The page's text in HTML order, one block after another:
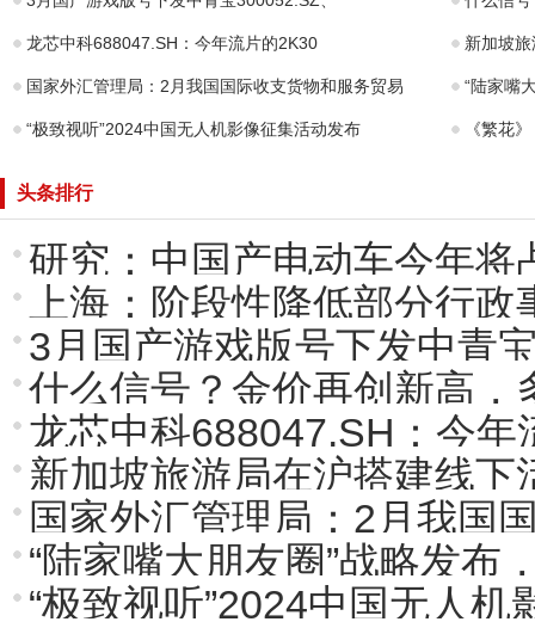
龙芯中科688047.SH：今年流片的2K30 新加坡
国家外汇管理局：2月我国国际收支货物和服务贸易 “陆家嘴
“极致视听”2024中国无人机影像征集活动发布 《繁花
头条排行
研究：中国产电动车今年将
上海：阶段性降低部分行
3月国产游戏版号下发中青
什么信号？金价再创新高，
龙芯中科688047.SH：今年
新加坡旅游局在沪搭建线下
国家外汇管理局：2月我国
“陆家嘴大朋友圈”战略发布
“极致视听”2024中国无人机